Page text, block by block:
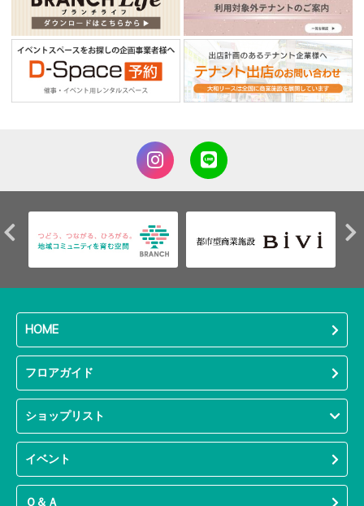
HOME
フロアガイド
ショップリスト
イベント
Ｑ＆Ａ